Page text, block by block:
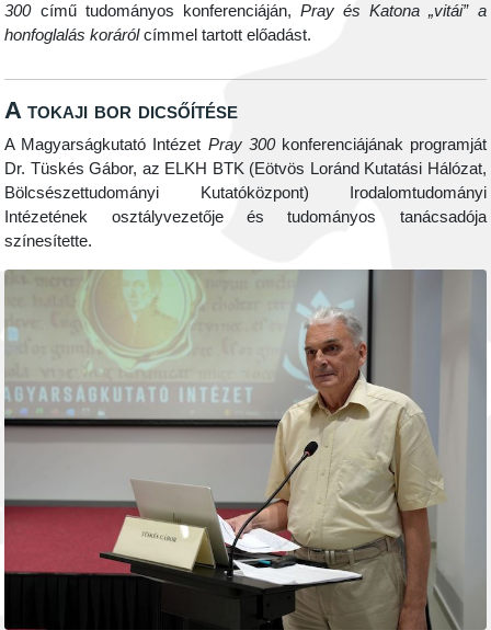
300 című tudományos konferenciáján,Pray és Katona„vitái”a
honfoglalás korárólcímmel tartott előadást.
A tokaji bor dicsőítése
A Magyarságkutató Intézet Pray 300 konferenciájának programját
Dr. Tüskés Gábor, az ELKH BTK (Eötvös Loránd Kutatási Hálózat,
Bölcsészettudományi Kutatóközpont) Irodalomtudományi
Intézetének osztályvezetője és tudományos tanácsadója
színesítette.